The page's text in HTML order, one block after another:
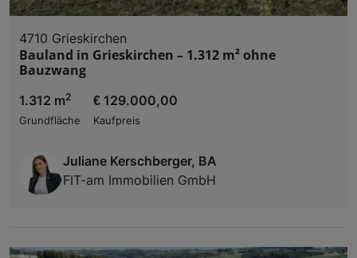
4710 Grieskirchen
Bauland in Grieskirchen – 1.312 m² ohne
Bauzwang
1.312 m2
Grundfläche
€ 129.000,00
Kaufpreis
Juliane Kerschberger, BA
FIT-am Immobilien GmbH